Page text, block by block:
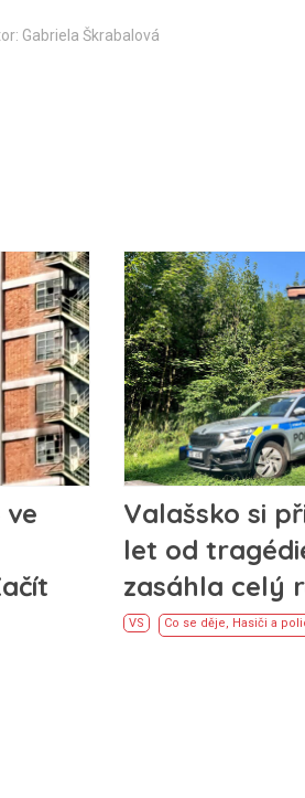
Gabriela Škrabalová
Valašsko si
let od
zasáhla celý
VS Co se děje, Hasiči a